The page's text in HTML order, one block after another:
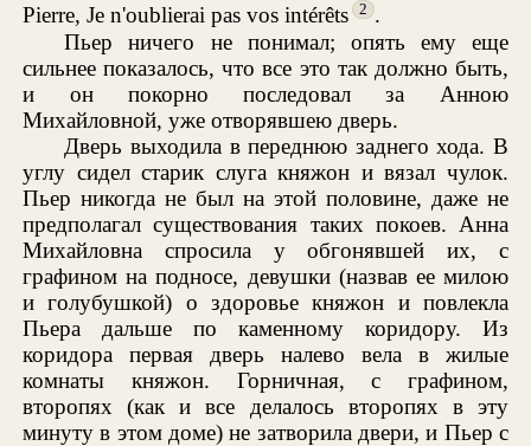
Pierre, Je n'oublierai pas vos intérêts
2 .
Пьер ничего не понимал; опять ему еще
сильнее показалось, что все это так должно быть,
и он покорно последовал за Анною
Михайловной, уже отворявшею дверь.
Дверь выходила в переднюю заднего хода. В
углу сидел старик слуга княжон и вязал чулок.
Пьер никогда не был на этой половине, даже не
предполагал существования таких покоев. Анна
Михайловна спросила у обгонявшей их, с
графином на подносе, девушки (назвав ее милою
и голубушкой) о здоровье княжон и повлекла
Пьера дальше по каменному коридору. Из
коридора первая дверь налево вела в жилые
комнаты княжон. Горничная, с графином,
второпях (как и все делалось второпях в эту
минуту в этом доме) не затворила двери, и Пьер с